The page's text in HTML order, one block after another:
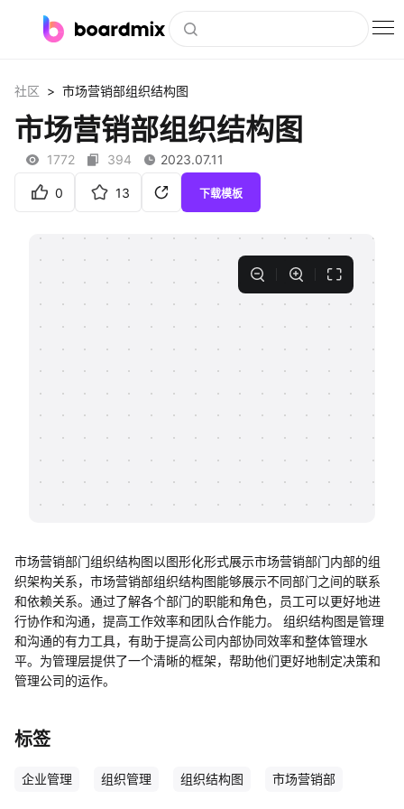
社区资源
下载
客户案例
知识分享社区
社区 > 市场营销部组织结构图
市场营销部组织结构图
1772 394 2023.07.11
0 13 下载模板
市场营销部门组织结构图以图形化形式展示市场营销部门内部的组
织架构关系，市场营销部组织结构图能够展示不同部门之间的联系
和依赖关系。通过了解各个部门的职能和角色，员工可以更好地进
行协作和沟通，提高工作效率和团队合作能力。 组织结构图是管理
和沟通的有力工具，有助于提高公司内部协同效率和整体管理水
平。为管理层提供了一个清晰的框架，帮助他们更好地制定决策和
管理公司的运作。
标签
企业管理 组织管理 组织结构图 市场营销部